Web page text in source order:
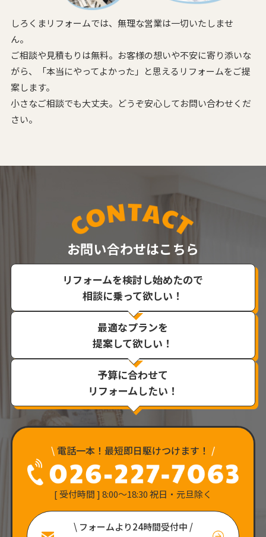
しろくまリフォームでは、無理な営業は一切いたしませ
ん。
ご相談や見積もりは無料。お客様の想いや不安に寄り添いな
がら、
「本当にやってよかった」と思えるリフォームをご提
案します。
小さなご相談でも大丈夫。どうぞ安心してお問い合わせくだ
さい。
お問い合わせはこちら
リフォームを検討し始めたので
相談に乗って欲しい！
最適なプランを
提案して欲しい！
予算に合わせて
リフォームしたい！
\ 電話一本！最短即日駆けつけます！ /
[ 受付時間 ] 8:00〜18:30 祝日・元旦除く
\ フォームより24時間受付中 /